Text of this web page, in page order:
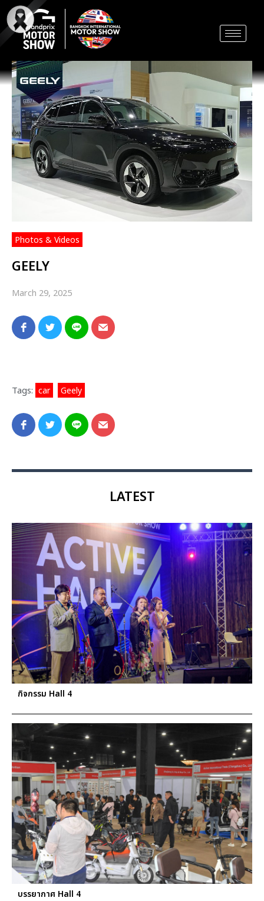
Skip
to
content
Photos & Videos
GEELY
March 29, 2025
Tags: car Geely
LATEST
กิจกรรม Hall 4
บรรยากาศ Hall 4